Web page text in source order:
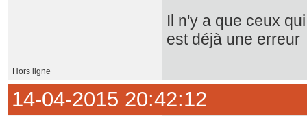
Il n'y a que ceux
est déjà une erreur
Hors ligne
14-04-2015 20:42:12